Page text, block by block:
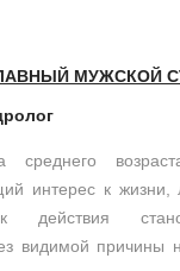
МУЖСКОЙ
среднего
интерес к
действия
видимой причины